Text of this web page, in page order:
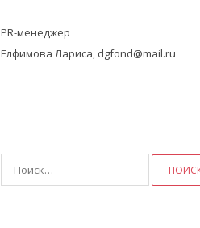
PR-менеджер
Елфимова Лариса, dgfond@mail.ru